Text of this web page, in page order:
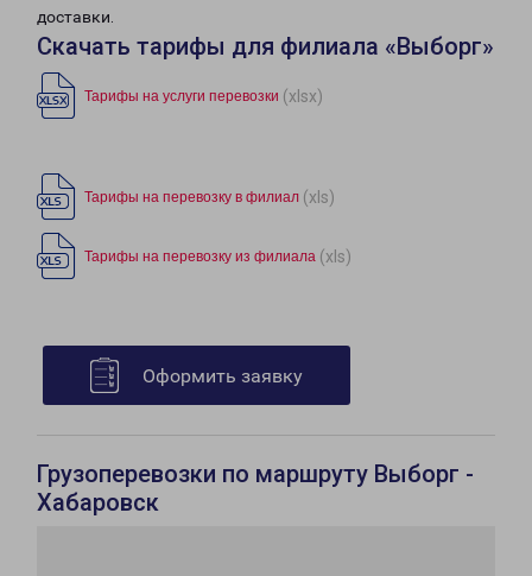
доставки.
Скачать тарифы для филиала «Выборг»
Тарифы на услуги перевозки (xlsx)
Тарифы на перевозку в филиал (xls)
Тарифы на перевозку из филиала (xls)
Оформить заявку
Грузоперевозки по маршруту Выборг -
Хабаровск